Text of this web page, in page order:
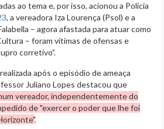
ao tema e, por isso, acionou a Polícia
, a vereadora Iza Lourença (Psol) e a
– agora afastada para atuar como
– foram vítimas de ofensas e
corretivo”.
realizada após o episódio de ameaça
Juliano Lopes destacou que
vereador, independentemente do
de "exercer o poder que lhe foi
.